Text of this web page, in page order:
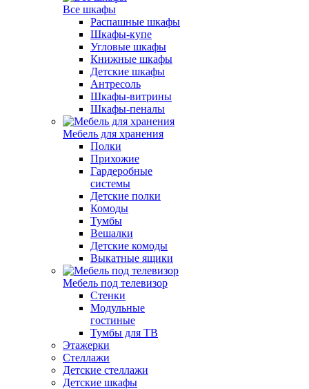
Все шкафы
Распашные шкафы
Шкафы-купе
Угловые шкафы
Книжные шкафы
Детские шкафы
Антресоль
Шкафы-витрины
Шкафы-пеналы
Мебель для хранения
Полки
Прихожие
Гардеробные
системы
Детские полки
Комоды
Тумбы
Вешалки
Детские комоды
Выкатные ящики
Мебель под телевизор
Стенки
Модульные
гостиные
Тумбы для ТВ
Этажерки
Стеллажи
Детские стеллажи
Детские шкафы